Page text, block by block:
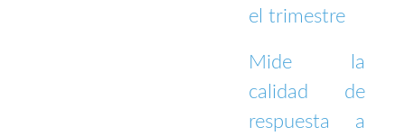
el trimestre
Mide la
calidad de
respuesta a